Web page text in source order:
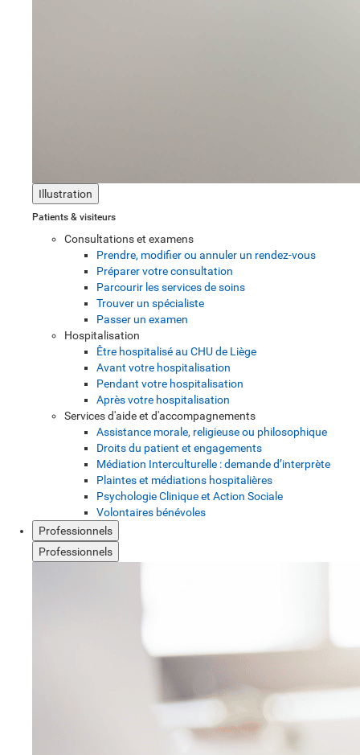
Illustration
Patients & visiteurs
Consultations et examens
Prendre, modifier ou annuler un rendez-vous
Préparer votre consultation
Parcourir les services de soins
Trouver un spécialiste
Passer un examen
Hospitalisation
Être hospitalisé au CHU de Liège
Avant votre hospitalisation
Pendant votre hospitalisation
Après votre hospitalisation
Services d'aide et d'accompagnements
Assistance morale, religieuse ou philosophique
Droits du patient et engagements
Médiation Interculturelle : demande d’interprète
Plaintes et médiations hospitalières
Psychologie Clinique et Action Sociale
Volontaires bénévoles
Professionnels
Professionnels